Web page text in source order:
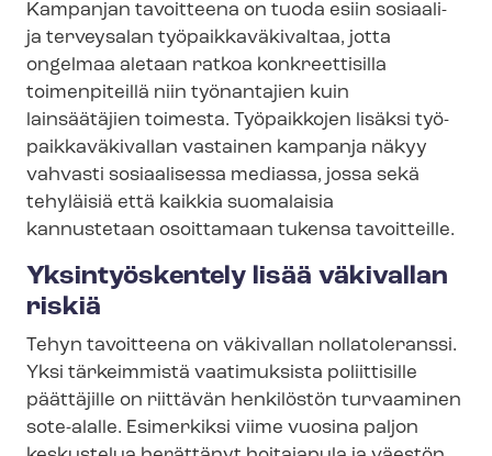
Kampanjan tavoitteena on tuoda esiin sosiaali-
ja terveysalan työ­paik­ka­vä­ki­val­taa, jotta
ongelmaa aletaan ratkoa konkreettisilla
toimenpiteillä niin työnantajien kuin
lainsäätäjien toimesta. Työpaikkojen lisäksi työ­
paik­ka­vä­ki­val­lan vastainen kampanja näkyy
vahvasti sosiaalisessa mediassa, jossa sekä
tehyläisiä että kaikkia suomalaisia
kannustetaan osoittamaan tukensa tavoitteille.
Yksintyöskentely lisää väkivallan
riskiä
Tehyn tavoitteena on väkivallan nollatoleranssi.
Yksi tärkeimmistä vaatimuksista poliittisille
päättäjille on riittävän henkilöstön turvaaminen
sote-ala lle. Esimerkiksi viime vuosina paljon